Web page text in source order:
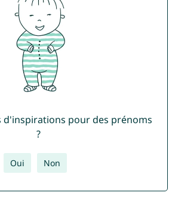
d'inspirations pour des prénoms
?
Oui Non